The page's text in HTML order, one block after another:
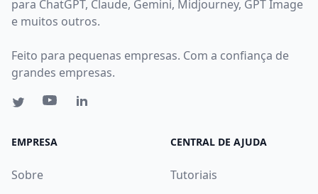
para ChatGPT, Claude, Gemini, Midjourney, GPT Image
e muitos outros.
Feito para pequenas empresas. Com a confiança de
grandes empresas.
EMPRESA
Sobre
CENTRAL DE AJUDA
Tutoriais